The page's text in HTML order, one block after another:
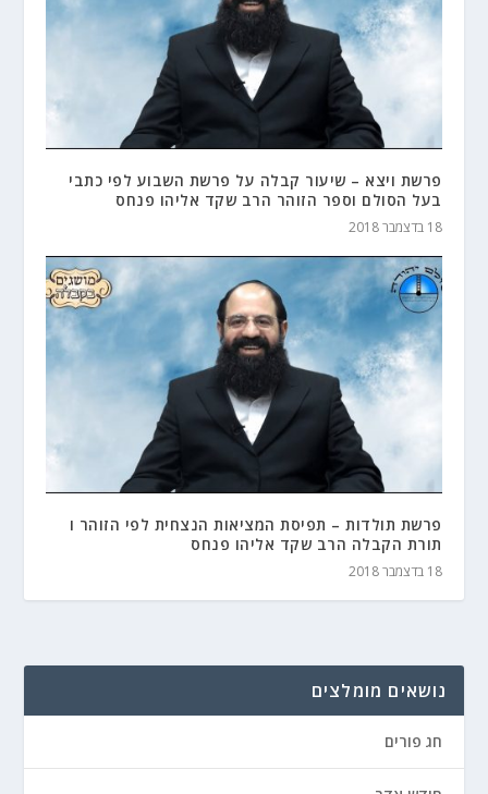
פרשת ויצא – שיעור קבלה על פרשת השבוע לפי כתבי
בעל הסולם וספר הזוהר הרב שקד אליהו פנחס
18 בדצמבר 2018
פרשת תולדות – תפיסת המציאות הנצחית לפי הזוהר ו
תורת הקבלה הרב שקד אליהו פנחס
18 בדצמבר 2018
נושאים מומלצים
חג פורים